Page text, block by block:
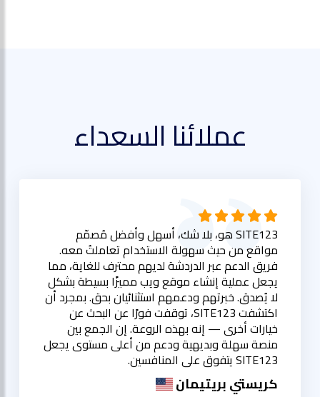
عملائنا السعداء
SITE123 هو، بلا شك، أسهل وأفضل مُصمّم
مواقع من حيث سهولة الاستخدام تعاملتُ معه.
فريق الدعم عبر الدردشة لديهم محترف للغاية، مما
يجعل عملية إنشاء موقع ويب مميزًا بسيطة بشكل
لا يُصدق. خبرتهم ودعمهم استثنائيان بحق. بمجرد أن
اكتشفت SITE123، توقفت فورًا عن البحث عن
خيارات أخرى — إنه بهذه الروعة. إن الجمع بين
منصة سهلة وبديهية ودعم من أعلى مستوى يجعل
SITE123 يتفوق على المنافسين.
كريستي بريتيمان